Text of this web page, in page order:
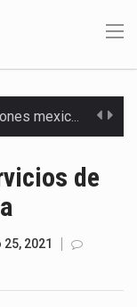
Las exportaciones mexicanas de vehículos ligeros disminuyeron 9.67 % en julio a tasa anual, alcanzando…
Solo el 17.8 % de las empresas en México se considera totalmente preparada para la…
de
2021